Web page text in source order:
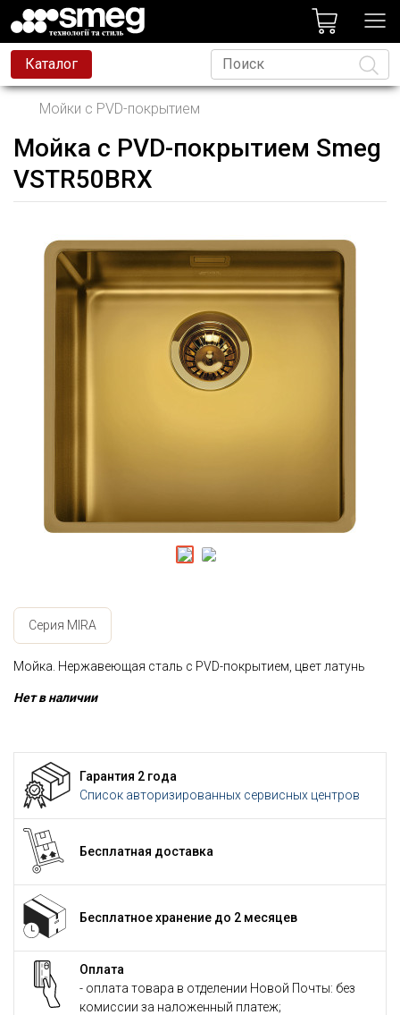
Каталог
Язык
Мойки с PVD-покрытием
Мойка с PVD-покрытием Smeg
VSTR50BRX
Серия MIRA
Мойка. Нержавеющая сталь с PVD-покрытием, цвет латунь
Нет в наличии
Гарантия 2 года
Список авторизированных сервисных центров
Бесплатная доставка
Бесплатное хранение до 2 месяцев
Оплата
- оплата товара в отделении Новой Почты: без
комиссии за наложенный платеж;